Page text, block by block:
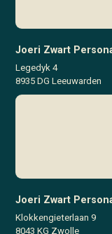
Joeri Zwart
Legedyk 4
8935 DG Leeuwarden
Joeri Zwart
Klokkengieterlaan 9
8043 KG Zwolle